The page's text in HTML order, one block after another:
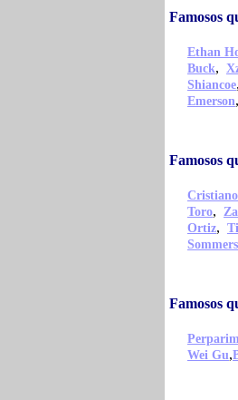
Famosos
Ethan
Buck,
Shiancoe
Emerson,
Famosos
Toro,
Ortiz,
Sommers
Famosos
Wei Gu,